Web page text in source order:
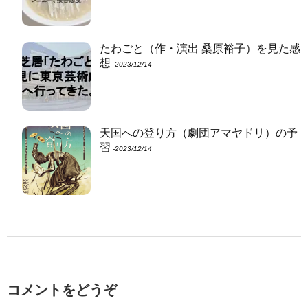
たわごと（作・演出 桑原裕子）を見た感
想 ‐2023/12/14
天国への登り方（劇団アマヤドリ）の予
習 ‐2023/12/14
コメントをどうぞ